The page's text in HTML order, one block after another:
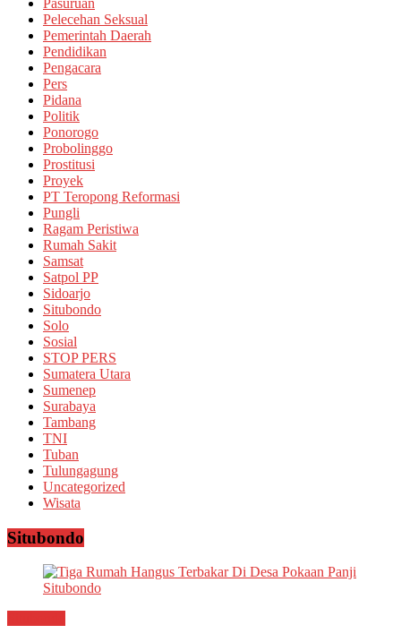
Pelecehan Seksual
Pemerintah Daerah
Pendidikan
Pengacara
Pers
Pidana
Politik
Ponorogo
Probolinggo
Prostitusi
Proyek
PT Teropong Reformasi
Pungli
Ragam Peristiwa
Rumah Sakit
Samsat
Satpol PP
Sidoarjo
Situbondo
Solo
Sosial
STOP PERS
Sumatera Utara
Sumenep
Surabaya
Tambang
TNI
Tuban
Tulungagung
Uncategorized
Wisata
Situbondo